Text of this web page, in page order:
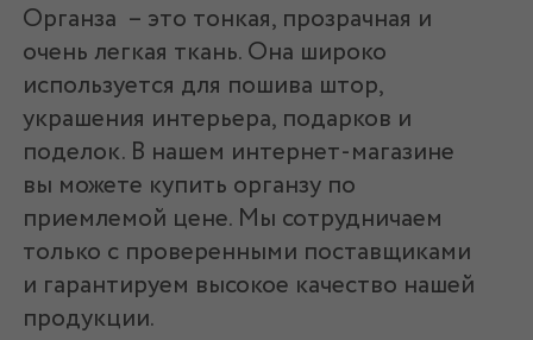
Органза – это тонкая, прозрачная и
очень легкая ткань. Она широко
используется для пошива штор,
украшения интерьера, подарков и
поделок. В нашем интернет-магазине
вы можете купить органзу по
приемлемой цене. Мы сотрудничаем
только с проверенными поставщиками
и гарантируем высокое качество нашей
продукции.